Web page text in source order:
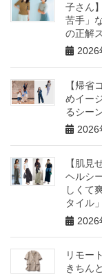
子さん
苦手」
の正解
2026
【帰省
めイー
るシー
2026
【肌見
ヘルシ
しくて
タイル」
2026
リモー
きちん